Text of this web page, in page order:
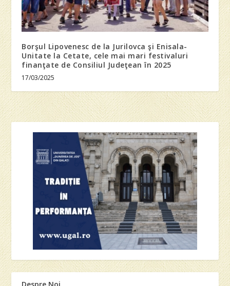
Borşul Lipovenesc de la Jurilovca şi Enisala-
Unitate la Cetate, cele mai mari festivaluri
finanţate de Consiliul Judeţean în 2025
17/03/2025
Despre Noi